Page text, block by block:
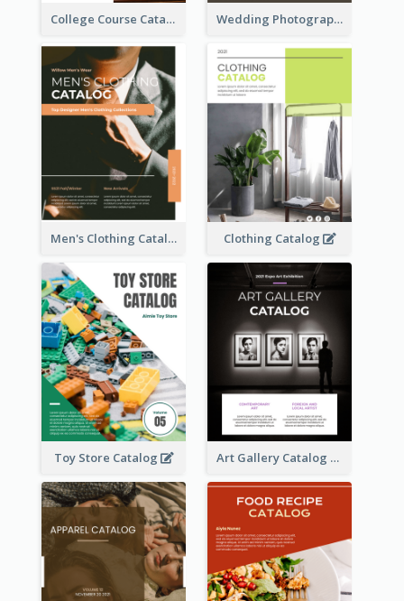
College Course Catalog Wedding Photography Catalog
Men's Clothing Catalog Clothing Catalog
Toy Store Catalog Art Gallery Catalog